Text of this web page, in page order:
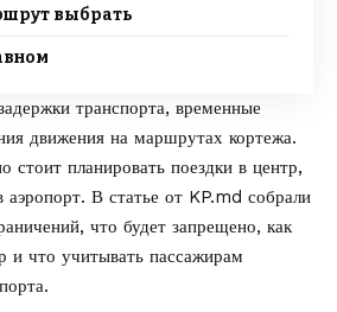
выбрать
транспорта, временные
движения на маршрутах кортежа.
стоит планировать поездки в центр,
В статье от KP.md собрали
что будет запрещено, как
и что учитывать пассажирам